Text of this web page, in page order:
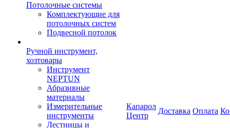
Потолочные системы
Комплектующие для
потолочных систем
Подвесной потолок
Ручной инструмент,
хозтовары
Инструмент
NEPTUN
Абразивные
материалы
Измерительные
инструменты
Лестницы и
Капарол
Центр
Доставка Оплата